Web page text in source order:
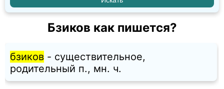
Бзиков как пишется?
бзиков - существительное,
родительный п., мн. ч.